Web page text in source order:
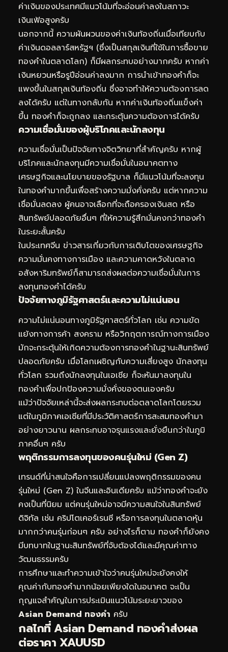
ค่าเงินของประเทศมีแนวโน้มที่จะอ่อนค่าลงในสภาวะ
เงินเฟ้อสูงครับ
นอกจากนี้ ความผันผวนของค่าเงินท้องถิ่นเมื่อเทียบกับ
ค่าเงินดอลลาร์สหรัฐฯ (ซึ่งเป็นสกุลเงินที่ใช้ในการซื้อขาย
ทองคำในตลาดโลก) ก็มีผลกระทบอย่างมากครับ หากค่า
เงินหยวนหรือรูปีอ่อนค่าลงมาก การนำเข้าทองคำก็จะ
แพงขึ้นในสกุลเงินท้องถิ่น ซึ่งอาจทำให้ความต้องการลด
ลงได้ครับ แต่ในทางกลับกัน หากค่าเงินท้องถิ่นแข็งค่า
ขึ้น ทองคำก็จะถูกลง และกระตุ้นความต้องการได้ครับ
ความเชื่อมั่นของผู้บริโภคและนักลงทุน
ความเชื่อมั่นเป็นปัจจัยทางจิตวิทยาที่สำคัญครับ หากผู้
บริโภคและนักลงทุนมีความเชื่อมั่นในอนาคตทาง
เศรษฐกิจและนโยบายของรัฐบาล ก็มีแนวโน้มที่จะลงทุน
ในทองคำมากขึ้นเพื่อสร้างความมั่งคั่งครับ แต่หากความ
เชื่อมั่นลดลง ผู้คนอาจเลือกที่จะถือครองเงินสด หรือ
สินทรัพย์ปลอดภัยอื่นๆ ที่ให้ความรู้สึกมั่นคงกว่าทองคำ
ในระยะสั้นครับ
ในประเทศจีน ข่าวสารเกี่ยวกับการเติบโตของเศรษฐกิจ
ความมั่นคงทางการเมือง และความคาดหวังในตลาด
อสังหาริมทรัพย์ก็สามารถส่งผลต่อความเชื่อมั่นในการ
ลงทุนทองคำได้ครับ
ปัจจัยทางภูมิรัฐศาสตร์และความไม่แน่นอน
ความไม่แน่นอนทางภูมิรัฐศาสตร์ทั่วโลก เช่น ความขัด
แย้งทางการค้า สงคราม หรือวิกฤตการณ์ทางการเมือง
มักจะกระตุ้นให้เกิดความต้องการทองคำในฐานะสินทรัพย์
ปลอดภัยครับ เมื่อโลกเผชิญกับความเสี่ยงสูง นักลงทุน
ทั่วโลก รวมถึงนักลงทุนในเอเชีย ก็จะหันมาลงทุนใน
ทองคำเพื่อปกป้องความมั่งคั่งของตนเองครับ
แม้ว่าปัจจัยเหล่านี้จะส่งผลกระทบต่อตลาดโลกโดยรวม
แต่ในภูมิภาคเอเชียที่มีประวัติศาสตร์การสะสมทองคำมา
อย่างยาวนาน ผลกระทบอาจรุนแรงและยั่งยืนกว่าในภูมิ
ภาคอื่นๆ ครับ
พฤติกรรมการลงทุนของคนรุ่นใหม่ (Gen Z)
เทรนด์ที่น่าสนใจคือการเปลี่ยนแปลงพฤติกรรมของคน
รุ่นใหม่ (Gen Z) ในจีนและอินเดียครับ แม้ว่าทองคำจะยัง
คงเป็นที่นิยม แต่คนรุ่นใหม่อาจมีความสนใจในสินทรัพย์
ดิจิทัล เช่น คริปโตเคอร์เรนซี หรือการลงทุนในตลาดหุ้น
มากกว่าคนรุ่นก่อนๆ ครับ อย่างไรก็ตาม ทองคำก็ยังคง
มีบทบาทในฐานะสินทรัพย์ที่จับต้องได้และมีคุณค่าทาง
วัฒนธรรมครับ
การศึกษาและทำความเข้าใจว่าคนรุ่นใหม่จะยังคงให้
คุณค่ากับทองคำมากน้อยเพียงใดในอนาคต จะเป็น
กุญแจสำคัญในการประเมินแนวโน้มระยะยาวของ
Asian Demand ทองคำ ครับ
กลไกที่ Asian Demand ทองคำส่งผล
ต่อราคา XAUUSD